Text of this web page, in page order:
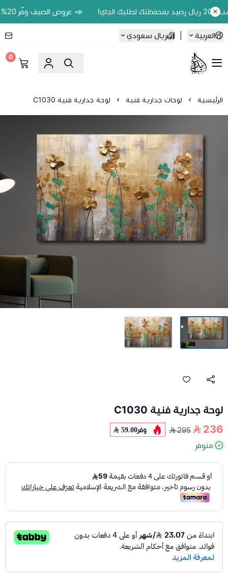
📣 عروض الصيف وفّر 20% على اللوحات الحين.. واكسب 200 ريال رصيد بمحفظتك لطلبك الجاي!
العربية ريال سعودي
Ebbdaa art
0
الرئيسية لوحات جدارية فنية لوحة جدارية فنية C1030
لوحة جدارية فنية C1030
236
295 وفر59.00
متوفر